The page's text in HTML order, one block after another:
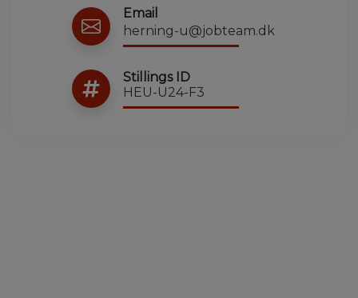
Email
herning-u@jobteam.dk
Stillings ID
HEU-U24-F3